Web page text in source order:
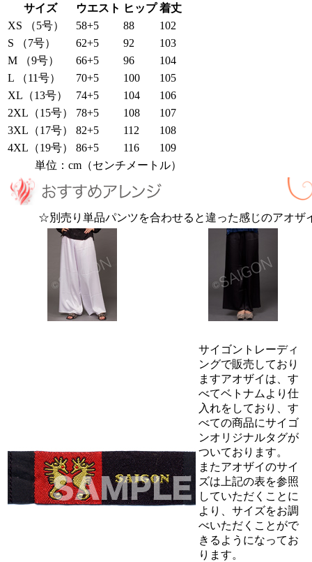
サイズ
ウエスト ヒップ 着丈
XS （5号）
58+5 88
102
S （7号）
62+5 92
103
M （9号）
66+5 96
104
L （11号）
70+5 100
105
XL（13号）
74+5 104
106
2XL（15号）
78+5 108
107
3XL（17号）
82+5 112
108
4XL（19号）
86+5 116
109
単位：cm（センチメートル）
☆別売り単品パンツを合わせると違った感じのアオザ
サイゴントレーディ
ングで販売しており
ますアオザイは、す
べてベトナムより仕
入れをしており、す
べての商品にサイゴ
ンオリジナルタグが
ついております。
またアオザイのサイ
ズは上記の表を参照
していただくことに
より、サイズをお調
べいただくことがで
きるようになってお
ります。